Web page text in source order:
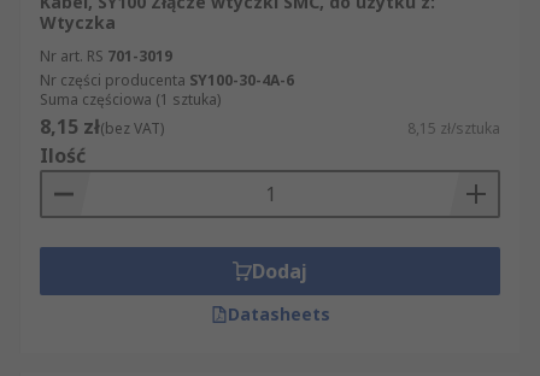
Wtyczka
Nr art. RS 701-3019
Nr części producenta SY100-30-4A-6
Suma częściowa (1 sztuka)
8,15 zł(bez VAT) 8,15 zł/sztuka
Ilość
Dodaj
Datasheets